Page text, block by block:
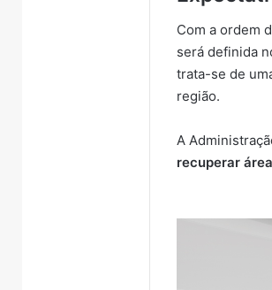
Com a ordem
será definida
trata-se de
região.
A
recuperar